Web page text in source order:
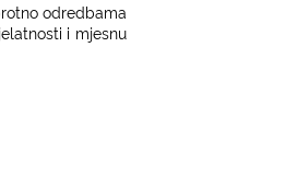
tno odredbama
i mjesnu